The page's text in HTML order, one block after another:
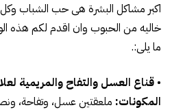
اكبر مشاكل البشرة هى حب الشباب
خاليه من الحبوب وان اقدم لكم هذه
ما يلى:.
• قناع العسل والتفاح والمريمية
المكونات: ملعقتين عسل، وتفاحة،